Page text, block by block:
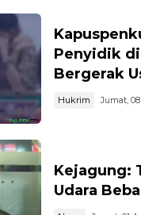
Penyidik
Bergerak
Hukrim Jumat,
Kejagung:
Udara